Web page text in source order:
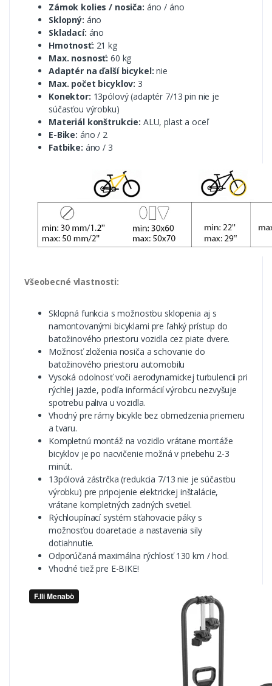
Zámok kolies / nosiča: áno / áno
Sklopný: áno
Skladací: áno
Hmotnosť: 21 kg
Max. nosnosť: 60 kg
Adaptér na ďalší bicykel:nie
Max. počet bicyklov: 3
Konektor: 13pólový (adaptér 7/13 pin nie je
súčasťou výrobku)
Materiál konštrukcie: ALU, plast a oceľ
E-Bike: áno / 2
Fatbike: áno / 3
Všeobecné vlastnosti:
Sklopná funkcia s možnosťou sklopenia aj s
namontovanými bicyklami pre ľahký prístup do
batožinového priestoru vozidla cez piate dvere.
Možnosť zloženia nosiča a schovanie do
batožinového priestoru automobilu
Vysoká odolnosť voči aerodynamickej turbulencii pri
rýchlej jazde, podľa informácií výrobcu nezvyšuje
spotrebu paliva u vozidla.
Vhodný pre rámy bicykle bez obmedzenia priemeru
a tvaru.
Kompletnú montáž na vozidlo vrátane montáže
bicyklov je po nacvičenie možná v priebehu 2-3
minút.
13pólová zástrčka (redukcia 7/13 nie je súčasťou
výrobku) pre pripojenie elektrickej inštalácie,
vrátane kompletných zadných svetiel.
Rýchloupínací systém sťahovacie páky s
možnosťou doaretacie a nastavenia sily
dotiahnutie.
Odporúčaná maximálna rýchlosť 130 km / hod.
Vhodné tiež pre E-BIKE!